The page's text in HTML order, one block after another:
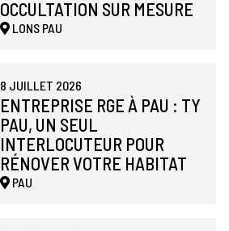
OCCULTATION SUR MESURE
LONS PAU
8 JUILLET 2026
ENTREPRISE RGE À PAU : TY
PAU, UN SEUL
INTERLOCUTEUR POUR
RÉNOVER VOTRE HABITAT
PAU